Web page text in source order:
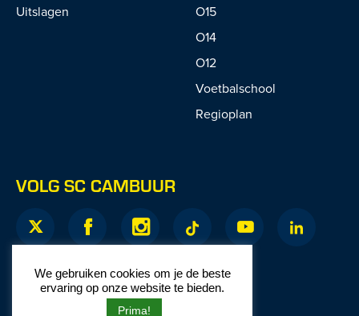
Uitslagen
O15
O14
O12
Voetbalschool
Regioplan
VOLG SC CAMBUUR
We gebruiken cookies om je de beste
ervaring op onze website te bieden.
Prima!